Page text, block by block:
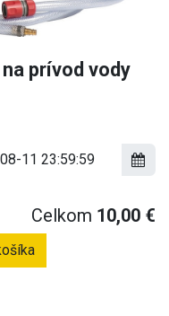
prívod vody
Celkom 10,00 €